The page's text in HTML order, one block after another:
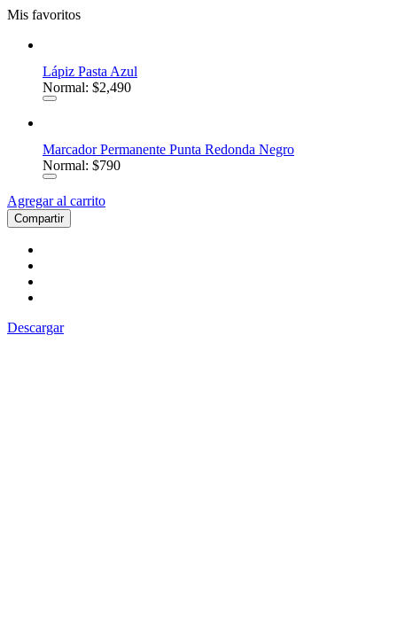
Mis favoritos
Lápiz Pasta Azul
Normal: $2,490
Marcador Permanente Punta Redonda Negro
Normal: $790
Agregar al carrito
Compartir
Descargar